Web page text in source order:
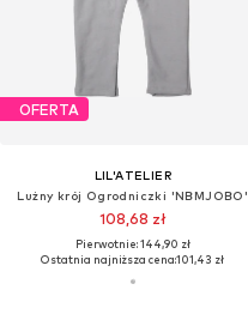
OFERTA
LIL'ATELIER
Lużny krój Ogrodniczki 'NBMJOBO'
108,68 zł
Pierwotnie: 144,90 zł
Ostatnia najniższa cena:101,43 zł